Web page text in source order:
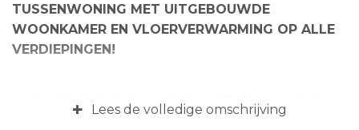
TUSSENWONING MET UITGEBOUWDE
WOONKAMER EN VLOERVERWARMING OP ALLE
VERDIEPINGEN!
In de historische binnenstad van Zaltbommel is in
2019 een prachtig nieuwbouwplan met in totaal 17
+ Lees de volledige omschrijving